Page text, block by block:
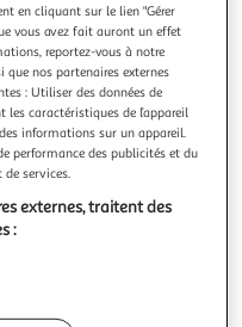
de ce produit ?
en cliquant sur le lien "Gérer
vous avez fait auront un effet
reportez-vous à notre
nos partenaires externes
: Utiliser des données de
caractéristiques de l’appareil
informations sur un appareil.
performance des publicités et du
services.
externes, traitent des
: